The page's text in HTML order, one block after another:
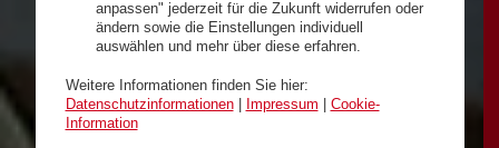
anpassen" jederzeit für die Zukunft widerrufen oder
ändern sowie die Einstellungen individuell
auswählen und mehr über diese erfahren.
Weitere Informationen finden Sie hier:
Datenschutzinformationen| Impressum
Cookie-
Information